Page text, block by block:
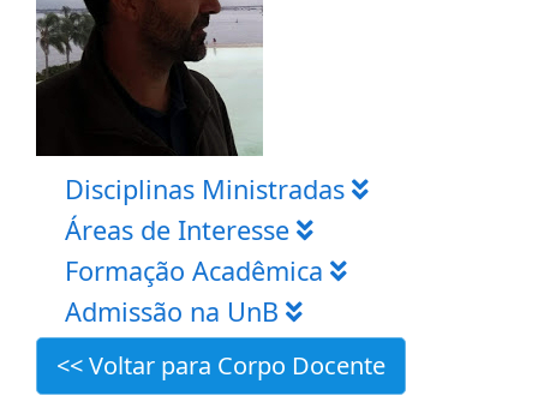
Disciplinas Ministradas
Áreas de Interesse
Formação Acadêmica
Admissão na UnB
<< Voltar para Corpo Docente